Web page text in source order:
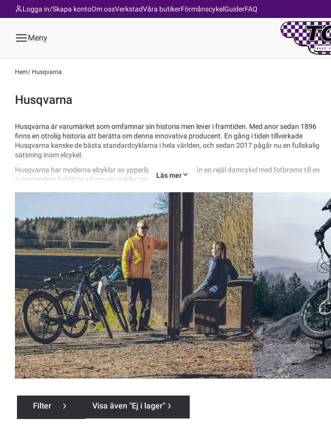
Om ossVerkstadVåra butikerFörmånscykelGuiderFAQ
Logga in/Skapa konto
Meny
Hem Husqvarna
Husqvarna
Husqvarna är varumärket som omfamnar sin historia men lever i framtiden. Med anor sedan 1896
finns en otrolig historia att berätta om denna innovativa producent. En gång i tiden tillverkade
Husqvarna kanske de bästa standardcyklarna i hela världen, och sedan 2017 pågår nu en fullskalig
satsning inom elcykel.
Husqvarna har moderna elcyklar av ypperlig kvalitet. Allt från en rejäl damcykel med fotbroms till en
supermodern heldämpad mountainbike med carbonram.
Husqvarna står för kvalitet, användarvänlighet och pålitlighet. Attraktiva elcyklar som vi på TCM ser en
enorm potential i. Vi har ett fördjupat samarbete med Husqvarna för att kunna ge dig de allra bästa
förutsättningarna för att bli riktigt nöjd med ditt köp av en Husqvarna elcykel från TCMcykel.se
Läs mer
Filter Visa även "Ej i lager"